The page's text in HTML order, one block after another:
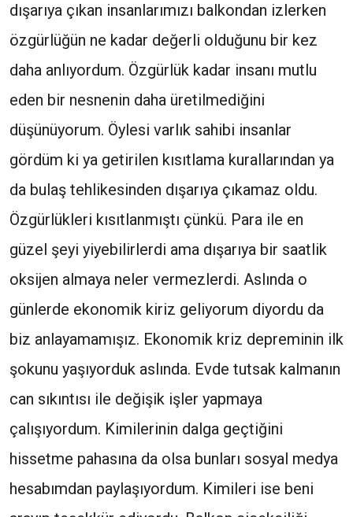
dışarıya çıkan insanlarımızı balkondan izlerken
özgürlüğün ne kadar değerli olduğunu bir kez
daha anlıyordum. Özgürlük kadar insanı mutlu
eden bir nesnenin daha üretilmediğini
düşünüyorum. Öylesi varlık sahibi insanlar
gördüm ki ya getirilen kısıtlama kurallarından ya
da bulaş tehlikesinden dışarıya çıkamaz oldu.
Özgürlükleri kısıtlanmıştı çünkü. Para ile en
güzel şeyi yiyebilirlerdi ama dışarıya bir saatlik
oksijen almaya neler vermezlerdi. Aslında o
günlerde ekonomik kiriz geliyorum diyordu da
biz anlayamamışız. Ekonomik kriz depreminin ilk
şokunu yaşıyorduk aslında. Evde tutsak kalmanın
can sıkıntısı ile değişik işler yapmaya
çalışıyordum. Kimilerinin dalga geçtiğini
hissetme pahasına da olsa bunları sosyal medya
hesabımdan paylaşıyordum. Kimileri ise beni